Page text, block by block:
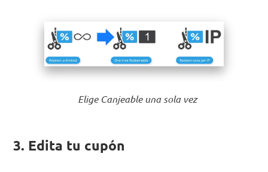
Elige Canjeable una sola vez
3. Edita tu cupón